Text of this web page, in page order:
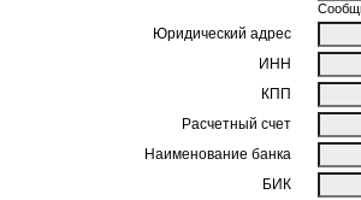
Юридический адрес
ИНН
КПП
Расчетный счет
Наименование банка
БИК